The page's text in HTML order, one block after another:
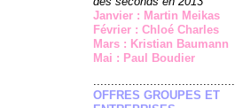
Janvier : Martin Meikas
Février : Chloé Charles
Mars : Kristian Baumann
Mai : Paul Boudier
........................................
OFFRES GROUPES ET